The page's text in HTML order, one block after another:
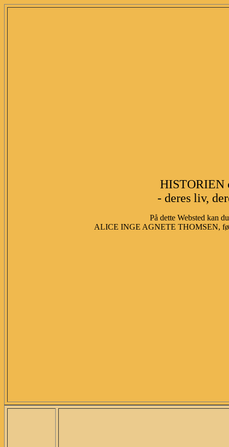
HISTORIEN
- deres liv,
På dette Websted kan
ALICE INGE AGNETE THOMSEN,